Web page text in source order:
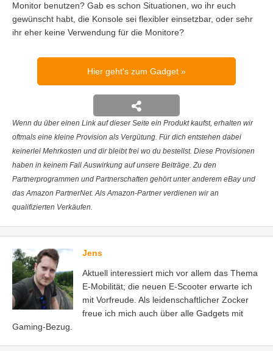
Monitor benutzen? Gab es schon Situationen, wo ihr euch
gewünscht habt, die Konsole sei flexibler einsetzbar, oder sehr
ihr eher keine Verwendung für die Monitore?
Hier geht's zum Gadget
Wenn du über einen Link auf dieser Seite ein Produkt kaufst, erhalten wir
oftmals eine kleine Provision als Vergütung. Für dich entstehen dabei
keinerlei Mehrkosten und dir bleibt frei wo du bestellst. Diese Provisionen
haben in keinem Fall Auswirkung auf unsere Beiträge. Zu den
Partnerprogrammen und Partnerschaften gehört unter anderem eBay und
das Amazon PartnerNet. Als Amazon-Partner verdienen wir an
qualifizierten Verkäufen.
Jens
Aktuell interessiert mich vor allem das Thema
E-Mobilität; die neuen E-Scooter erwarte ich
mit Vorfreude. Als leidenschaftlicher Zocker
freue ich mich auch über alle Gadgets mit
Gaming-Bezug.